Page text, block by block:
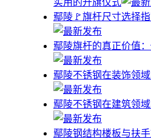
鄢陵🚩旗杆尺寸选择
鄢陵旗杆的真正价值
鄢陵不锈钢在装饰领
鄢陵不锈钢在建筑领域
鄢陵钢结构楼板与扶